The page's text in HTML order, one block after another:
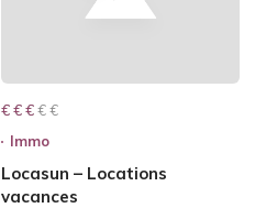
€ € € € €
€ € €
Immo
Locasun – Locations
vacances